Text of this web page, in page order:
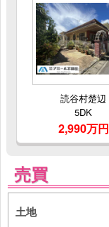
売買
土地
読谷村楚辺
5DK
2,990万円